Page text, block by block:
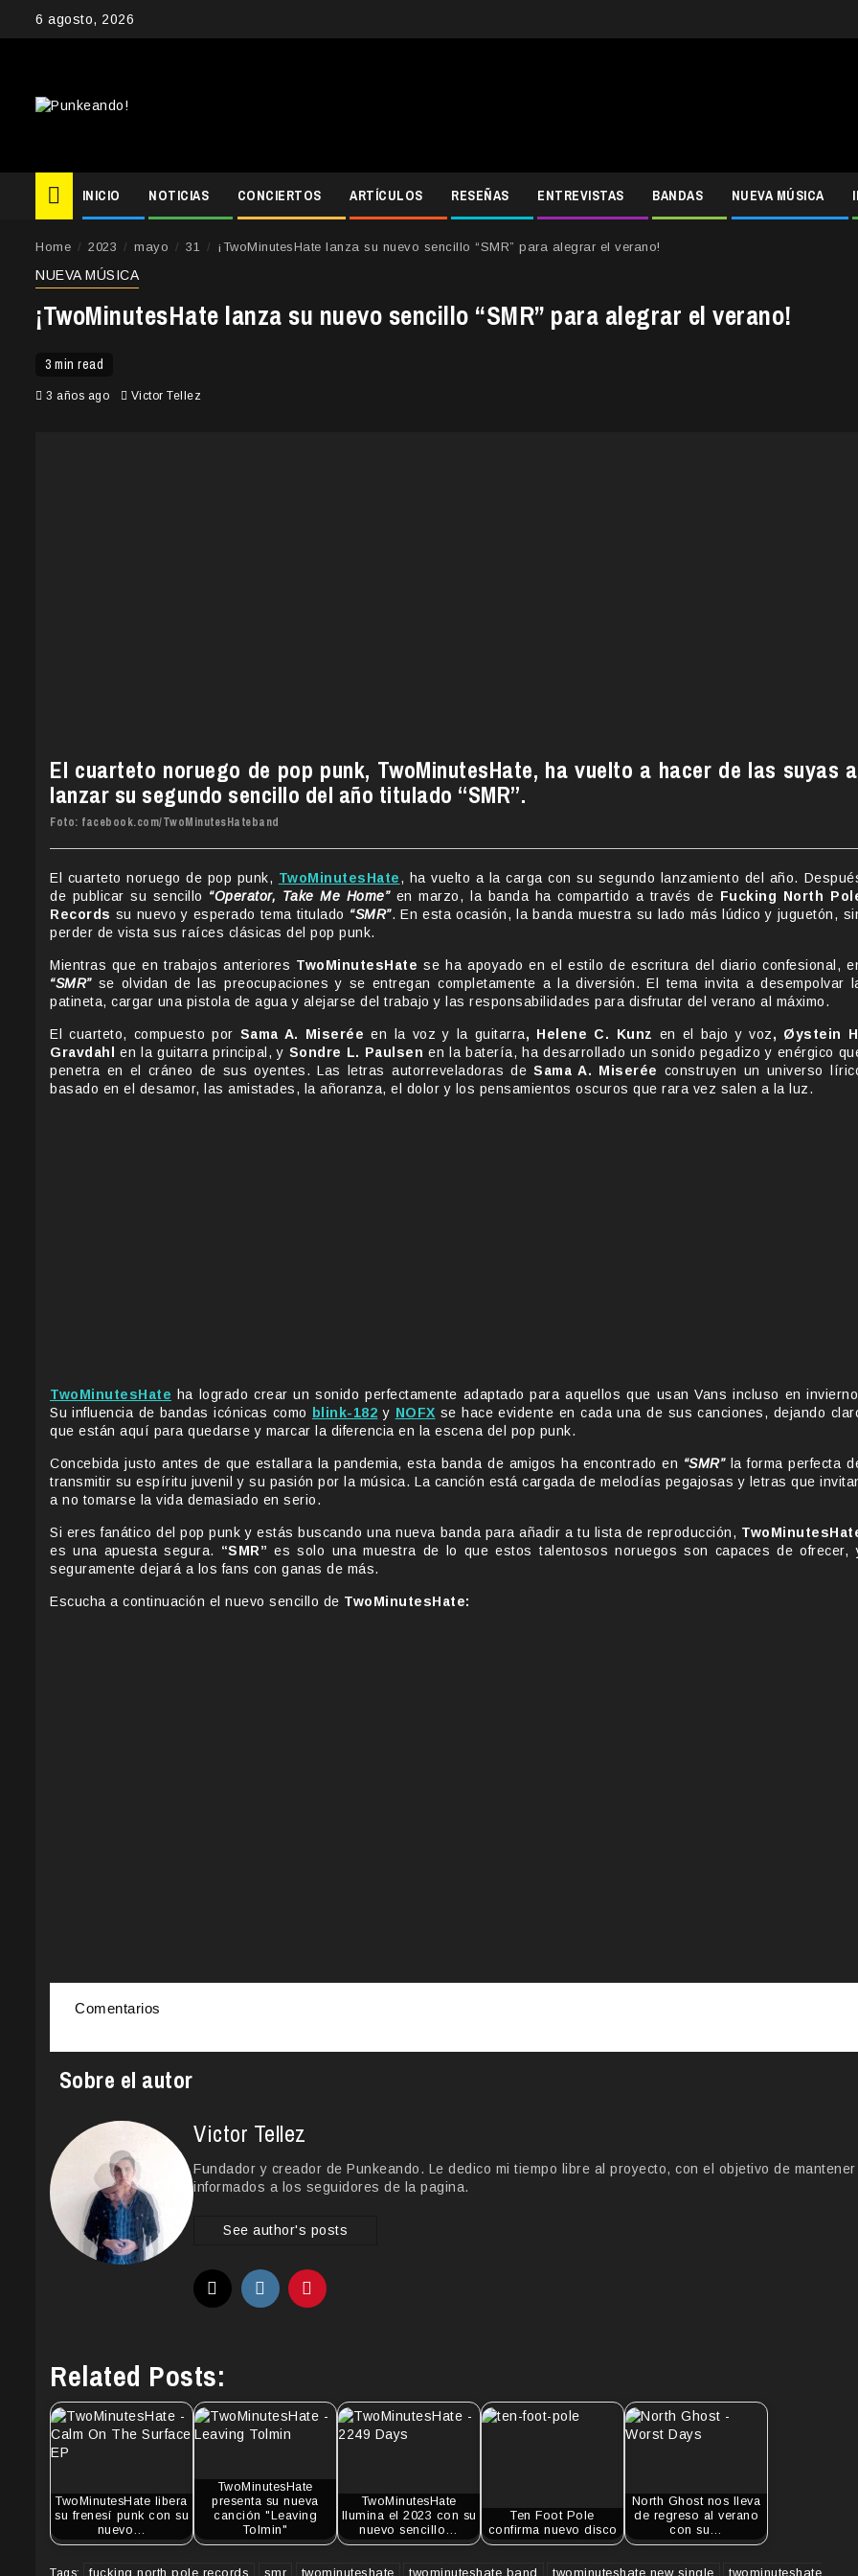
6 agosto, 2026
INICIO NOTICIAS CONCIERTOS ARTÍCULOS RESEÑAS ENTREVISTAS BANDAS NUEVA MÚSICA
Home 2023 mayo 31 ¡TwoMinutesHate lanza su nuevo sencillo “SMR” para alegrar el verano!
NUEVA MÚSICA
¡TwoMinutesHate lanza su nuevo sencillo “SMR” para alegrar el verano!
3 min read
3 años ago Victor Tellez
El cuarteto noruego de pop punk, TwoMinutesHate, ha vuelto a hacer de las suyas
lanzar su segundo sencillo del año titulado “SMR”.
Foto: facebook.com/TwoMinutesHateband
El cuarteto noruego de pop punk, TwoMinutesHate, ha vuelto a la carga con su segundo lanzamiento del año.
de publicar su sencillo “Operator, Take Me Home”en marzo, la banda ha compartido a través de Fucking North
Records su nuevo y esperado tema titulado “SMR”. En esta ocasión, la banda muestra su lado más lúdico y juguetón,
perder de vista sus raíces clásicas del pop punk.
Mientras que en trabajos anteriores TwoMinutesHate se ha apoyado en el estilo de escritura del diario confesional,
“SMR”se olvidan de las preocupaciones y se entregan completamente a la diversión. El tema invita a desempolvar
patineta, cargar una pistola de agua y alejarse del trabajo y las responsabilidades para disfrutar del verano al máximo.
El cuarteto, compuesto por Sama A. Miserée en la voz y la guitarra, Helene C. Kunz en el bajo y voz, Øystein
Gravdahl
en la guitarra principal, y Sondre L. Paulsen en la batería, ha desarrollado un sonido pegadizo y enérgico
penetra en el cráneo de sus oyentes. Las letras autorreveladoras deSama A. Miserée construyen un universo
basado en el desamor, las amistades, la añoranza, el dolor y los pensamientos oscuros que rara vez salen a la luz.
TwoMinutesHate ha logrado crear un sonido perfectamente adaptado para aquellos que usan Vans incluso en
Su influencia de bandas icónicas como
blink-182 y NOFX se hace evidente en cada una de sus canciones, dejando
que están aquí para quedarse y marcar la diferencia en la escena del pop punk.
Concebida justo antes de que estallara la pandemia, esta banda de amigos ha encontrado en “SMR”la forma perfecta
transmitir su espíritu juvenil y su pasión por la música. La canción está cargada de melodías pegajosas y letras que
a no tomarse la vida demasiado en serio.
Si eres fanático del pop punk y estás buscando una nueva banda para añadir a tu lista de reproducción,
es una apuesta segura. “SMR” es solo una muestra de lo que estos talentosos noruegos son capaces de ofrecer,
seguramente dejará a los fans con ganas de más.
Escucha a continuación el nuevo sencillo de TwoMinutesHate:
Comentarios
Sobre el autor
Victor Tellez
Fundador y creador de Punkeando. Le dedico mi tiempo libre al proyecto, con el objetivo de mantener
informados a los seguidores de la pagina.
See author's posts
Related Posts:
TwoMinutesHate libera
su frenesí punk con su
nuevo…
TwoMinutesHate
presenta su nueva
canción "Leaving
Tolmin"
TwoMinutesHate
Ilumina el 2023 con su
nuevo sencillo…
Ten Foot Pole
confirma nuevo disco
North Ghost nos lleva
de regreso al verano
con su…
Tags: fucking north pole records smr twominuteshate twominuteshate band twominuteshate new single twominuteshate